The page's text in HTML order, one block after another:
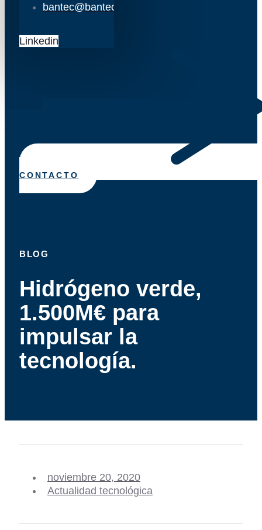
bantec@bantec.es
Linkedin
CONTACTO
BLOG
Hidrógeno verde,
1.500M€ para
impulsar la
tecnología.
noviembre 20, 2020
Actualidad tecnológica